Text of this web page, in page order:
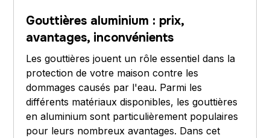
Gouttières aluminium : prix,
avantages, inconvénients
Les gouttières jouent un rôle essentiel dans la
protection de votre maison contre les
dommages causés par l'eau. Parmi les
différents matériaux disponibles, les gouttières
en aluminium sont particulièrement populaires
pour leurs nombreux avantages. Dans cet